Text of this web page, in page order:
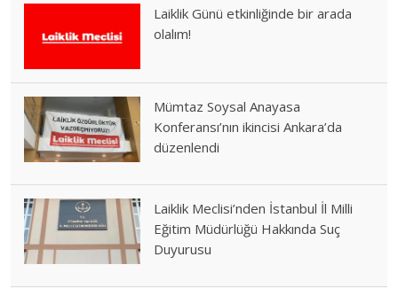
Laiklik Günü etkinliğinde bir arada
olalım!
Mümtaz Soysal Anayasa
Konferansı’nın ikincisi Ankara’da
düzenlendi
Laiklik Meclisi’nden İstanbul İl Milli
Eğitim Müdürlüğü Hakkında Suç
Duyurusu